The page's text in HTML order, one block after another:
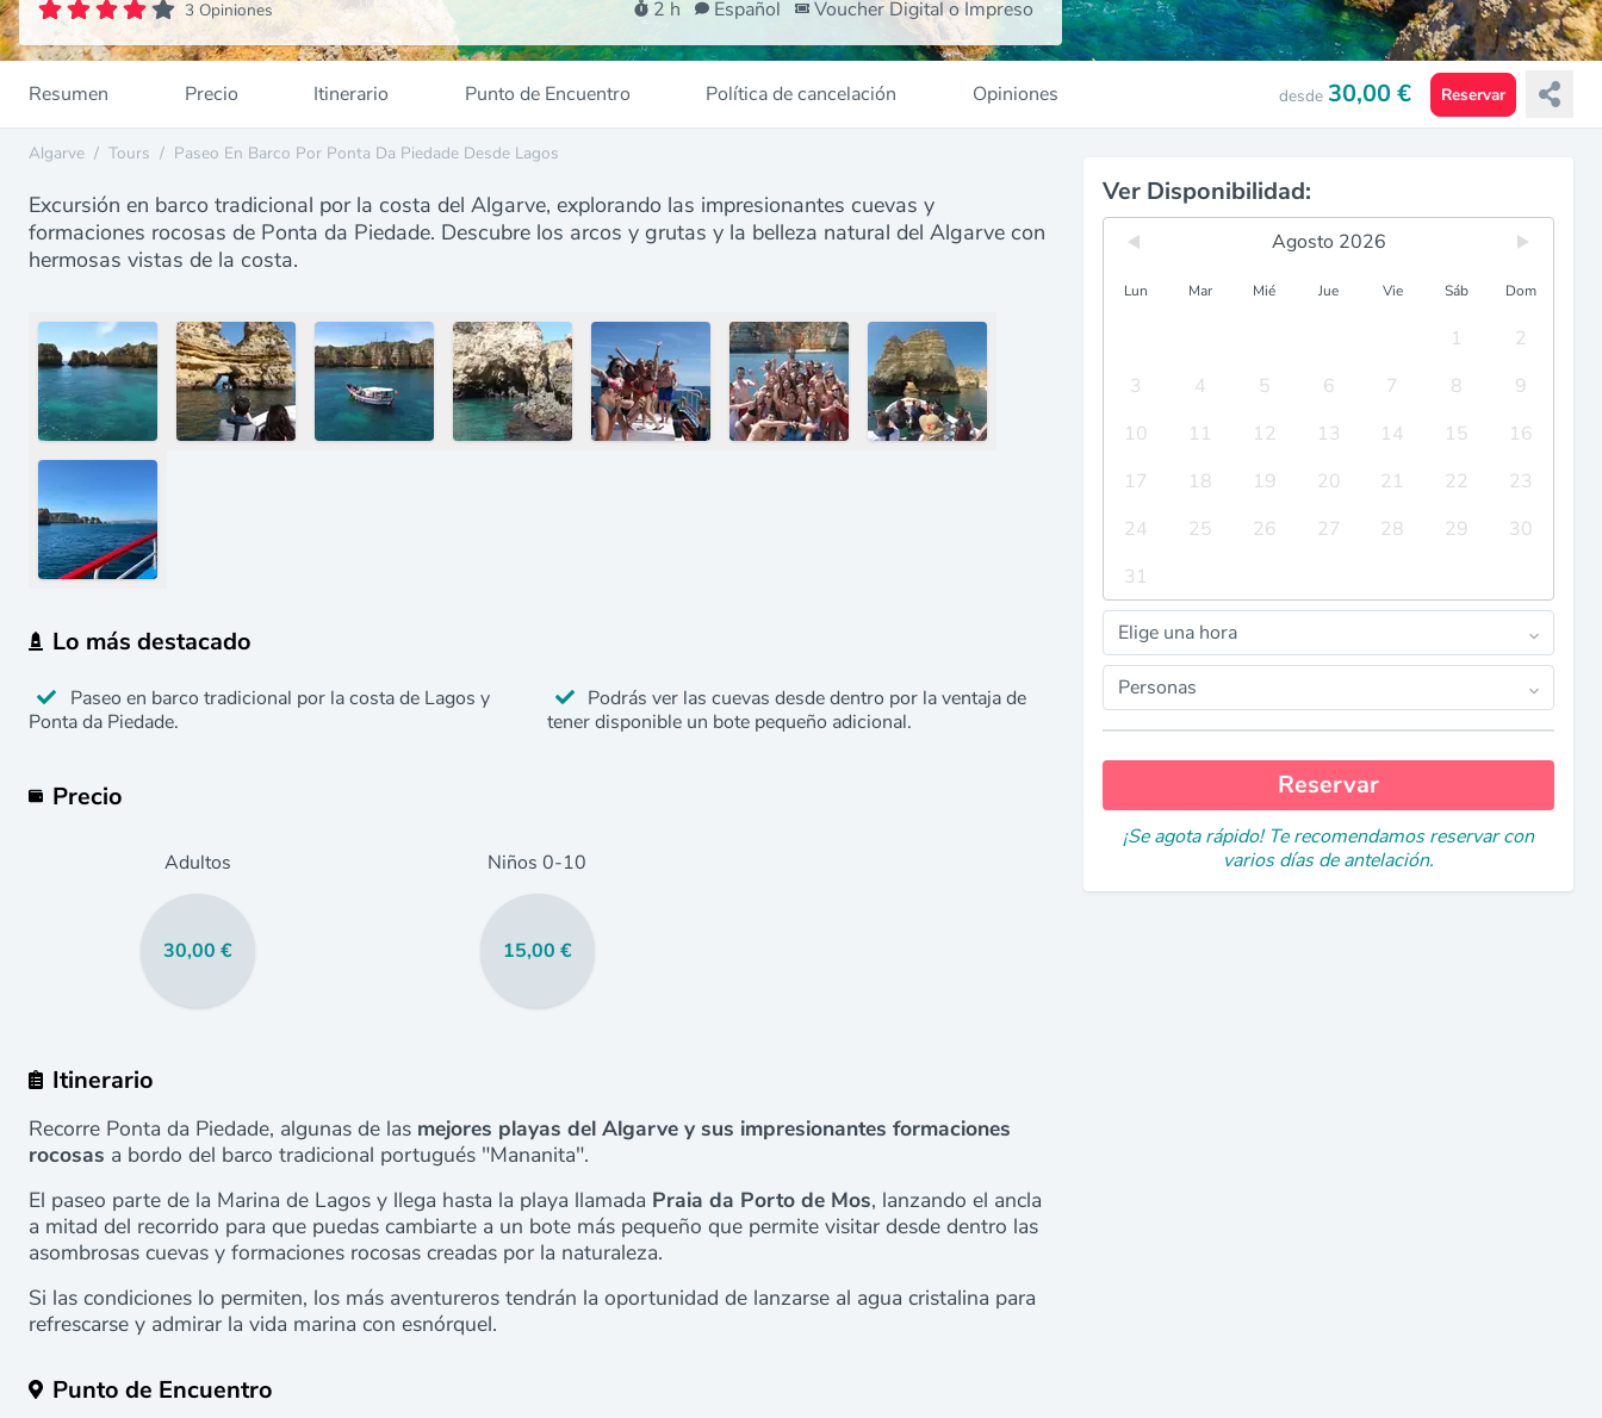
3 Opiniones 2 h Español Voucher Digital o Impreso
Resumen Precio Itinerario Punto de Encuentro Política de cancelación Opiniones desde 30,00 € Reservar
Algarve / Tours / Paseo En Barco Por Ponta Da Piedade Desde Lagos
Excursión en barco tradicional por la costa del Algarve, explorando las impresionantes cuevas y
formaciones rocosas de Ponta da Piedade. Descubre los arcos y grutas y la belleza natural del Algarve con
hermosas vistas de la costa.
Lo más destacado
Paseo en barco tradicional por la costa de Lagos y
Ponta da Piedade.
Podrás ver las cuevas desde dentro por la ventaja de
tener disponible un bote pequeño adicional.
Precio
Adultos
30,00 €
Niños 0-10
15,00 €
Itinerario
Recorre Ponta da Piedade, algunas de las mejores playas del Algarve y sus impresionantes formaciones
rocosas a bordo del barco tradicional portugués "Mananita".
El paseo parte de la Marina de Lagos y llega hasta la playa llamada Praia da Porto de Mos, lanzando el ancla
a mitad del recorrido para que puedas cambiarte a un bote más pequeño que permite visitar desde dentro las
asombrosas cuevas y formaciones rocosas creadas por la naturaleza.
Si las condiciones lo permiten, los más aventureros tendrán la oportunidad de lanzarse al agua cristalina para
refrescarse y admirar la vida marina con esnórquel.
Punto de Encuentro
Ver Disponibilidad:
Agosto 2026
Lun Mar Mié Jue Vie Sáb Dom
1
2
3
4 5 6 7 8
9
10
11 12 13 14 15
16
17
18 19 20 21 22
23
24
25 26 27 28 29
30
31
Elige una hora
Personas
Reservar
¡Se agota rápido! Te recomendamos reservar con
varios días de antelación.